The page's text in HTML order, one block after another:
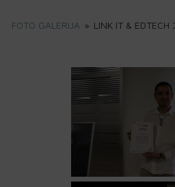
FOTO GALERIJA » LINK IT & EDTECH